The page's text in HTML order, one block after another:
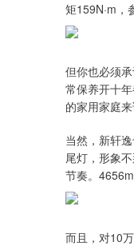
矩159N·m，
但你也必须
常保养开十
的家用家庭
当然，新轩
尾灯，形象
节奏。
而且，对10